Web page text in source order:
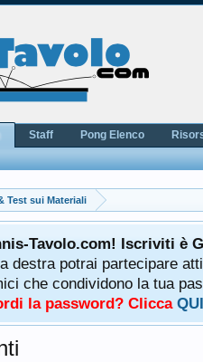
Test sui Materiali
Tavolo.com! Iscriviti è
destra potrai partecipare
che condividono la tua
la password? Clicca QUI
Staff Pong Elenco